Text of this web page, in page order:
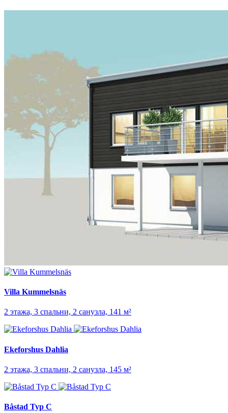
Villa Kummelsnäs
2 этажа, 3 спальни, 2 санузла, 141 м²
Ekeforshus Dahlia
2 этажа, 3 спальни, 2 санузла, 145 м²
Båstad Typ C